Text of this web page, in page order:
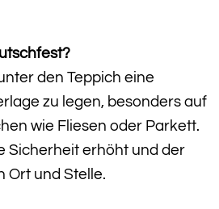
den Teppich eine
zu legen, besonders auf
wie Fliesen oder Parkett.
Sicherheit erhöht und der
Ort und Stelle.